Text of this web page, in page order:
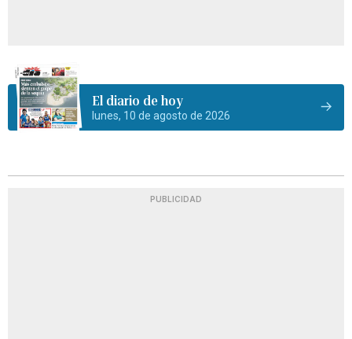
El diario de hoy
lunes, 10 de agosto de 2026
PUBLICIDAD